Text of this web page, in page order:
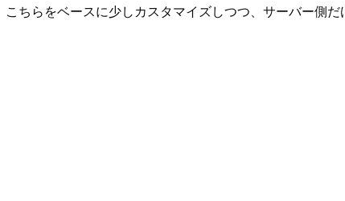
ちらをベースに少しカスタマイズしつつ、サーバー側だ